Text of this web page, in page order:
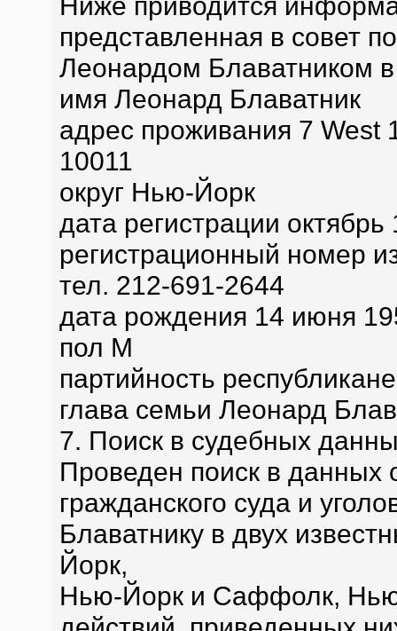
представленная в совет
Леонардом Блаватником в
имя Леонард Блаватник
адрес проживания 7 West
10011
округ Нью-Йорк
дата регистрации октябрь
регистрационный номер
тел. 212-691-2644
дата рождения 14 июня
пол М
партийность
глава семьи Леонард
7. Поиск в судебных
Проведен поиск в данных
гражданского суда и
Блаватнику в двух
Йорк,
Нью-Йорк и Саффолк,